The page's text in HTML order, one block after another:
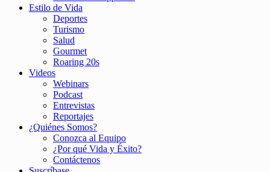
Estilo de Vida
Deportes
Turismo
Salud
Gourmet
Roaring 20s
Videos
Webinars
Podcast
Entrevistas
Reportajes
¿Quiénes Somos?
Conozca al Equipo
¿Por qué Vida y Éxito?
Contáctenos